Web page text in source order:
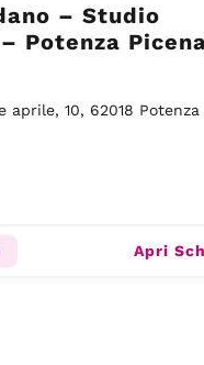
– Studio
Potenza
aprile, 10, 62018 Potenza
Apri